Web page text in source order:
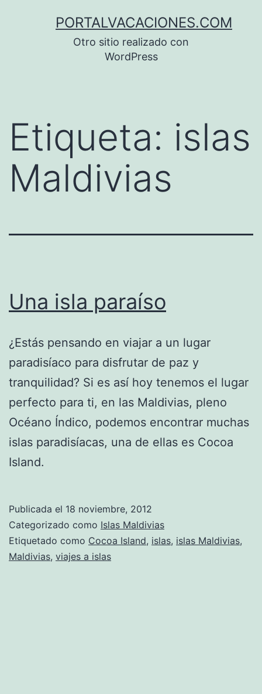
PORTALVACACIONES.COM
Otro sitio realizado con
WordPress
Etiqueta: islas
Maldivias
Una isla paraíso
¿Estás pensando en viajar a un lugar
paradisíaco para disfrutar de paz y
tranquilidad? Si es así hoy tenemos el lugar
perfecto para ti, en las Maldivias, pleno
Océano Índico, podemos encontrar muchas
islas paradisíacas, una de ellas es Cocoa
Island.
Publicada el 18 noviembre, 2012
Categorizado como Islas Maldivias
Etiquetado como Cocoa Island, islas, islas Maldivias,
Maldivias, viajes a islas